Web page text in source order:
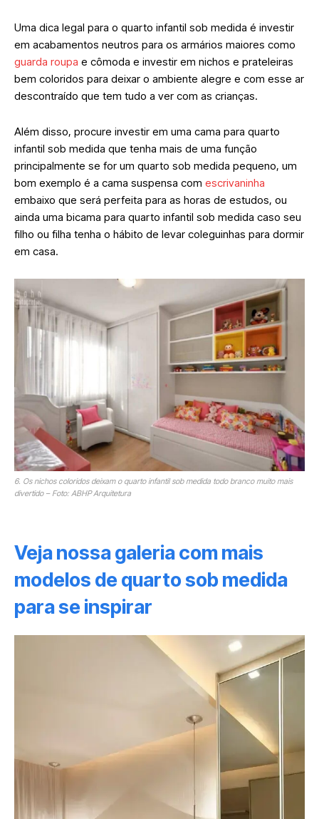
Uma dica legal para o quarto infantil sob medida é investir
em acabamentos neutros para os armários maiores como
guarda roupa e cômoda e investir em nichos e prateleiras
bem coloridos para deixar o ambiente alegre e com esse ar
descontraído que tem tudo a ver com as crianças.
Além disso, procure investir em uma cama para quarto
infantil sob medida que tenha mais de uma função
principalmente se for um quarto sob medida pequeno, um
bom exemplo é a cama suspensa com escrivaninha
embaixo que será perfeita para as horas de estudos, ou
ainda uma bicama para quarto infantil sob medida caso seu
filho ou filha tenha o hábito de levar coleguinhas para dormir
em casa.
6. Os nichos coloridos deixam o quarto infantil sob medida todo branco muito mais
divertido – Foto: ABHP Arquitetura
Veja nossa galeria com mais
modelos de quarto sob medida
para se inspirar